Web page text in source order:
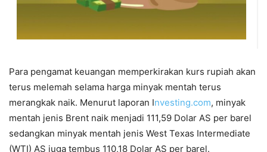
Para pengamat keuangan memperkirakan kurs rupiah akan
terus melemah selama harga minyak mentah terus
merangkak naik. Menurut laporan Investing.com, minyak
mentah jenis Brent naik menjadi 111,59 Dolar AS per barel
sedangkan minyak mentah jenis West Texas Intermediate
(WTI) AS juga tembus 110,18 Dolar AS per barel.